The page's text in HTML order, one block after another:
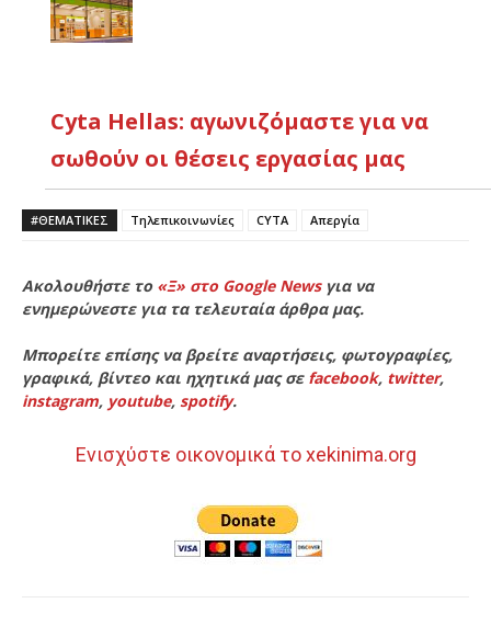
Cyta Hellas: αγωνιζόμαστε για να
σωθούν οι θέσεις εργασίας μας
#ΘΕΜΑΤΙΚΈΣ Τηλεπικοινωνίες CYTA Απεργία
Ακολουθήστε το «Ξ» στο Google Newsγια να
ενημερώνεστε για τα τελευταία άρθρα μας.
Μπορείτε επίσης να βρείτε αναρτήσεις, φωτογραφίες,
γραφικά, βίντεο και ηχητικά μας σε facebook, twitter,
instagram, youtube, spotify.
Ενισχύστε οικονομικά το xekinima.org